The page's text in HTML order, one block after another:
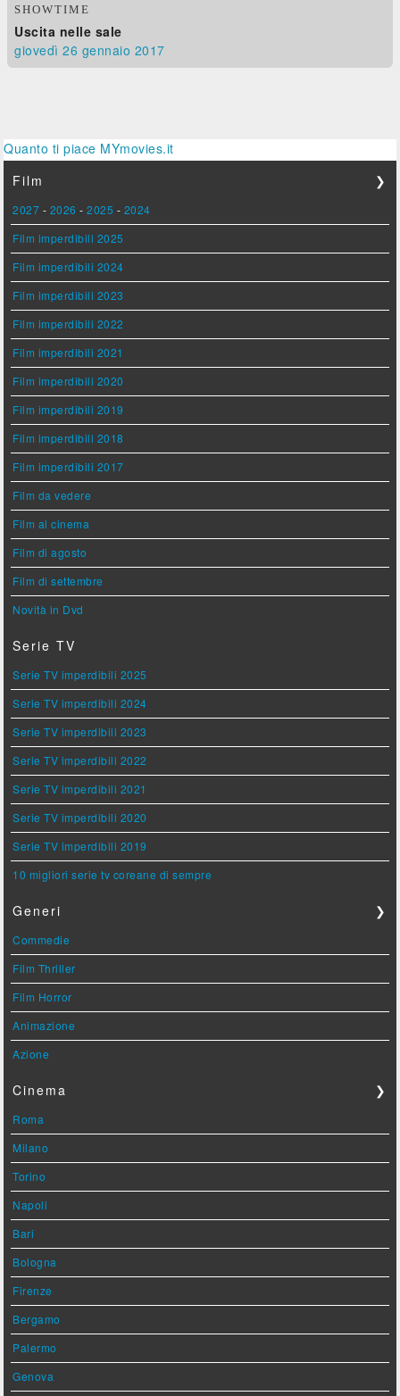
SHOWTIME
Uscita nelle sale
giovedì 26 gennaio 2017
Quanto ti piace MYmovies.it
Film
❯
2027 - 2026 -2025 - 2024
Film imperdibili 2025
Film imperdibili 2024
Film imperdibili 2023
Film imperdibili 2022
Film imperdibili 2021
Film imperdibili 2020
Film imperdibili 2019
Film imperdibili 2018
Film imperdibili 2017
Film da vedere
Film al cinema
Film di agosto
Film di settembre
Novità in Dvd
Serie TV
Serie TV imperdibili 2025
Serie TV imperdibili 2024
Serie TV imperdibili 2023
Serie TV imperdibili 2022
Serie TV imperdibili 2021
Serie TV imperdibili 2020
Serie TV imperdibili 2019
10 migliori serie tv coreane di sempre
Generi ❯
Commedie
Film Thriller
Film Horror
Animazione
Azione
Cinema ❯
Roma
Milano
Torino
Napoli
Bari
Bologna
Firenze
Bergamo
Palermo
Genova